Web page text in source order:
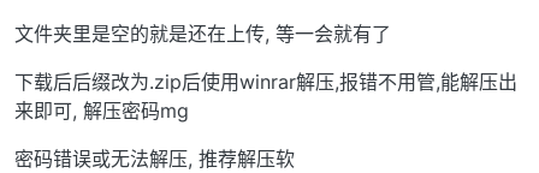
文件夹里是空的就是还在上传, 等一会就有了
下载后后缀改为.zip后使用winrar解压,报错不用管,能解压出
来即可, 解压密码mg
密码错误或无法解压, 推荐解压软